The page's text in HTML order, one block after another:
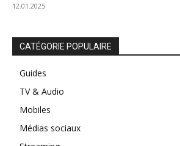
12.01.2025
CATÉGORIE POPULAIRE
Guides
TV & Audio
Mobiles
Médias sociaux